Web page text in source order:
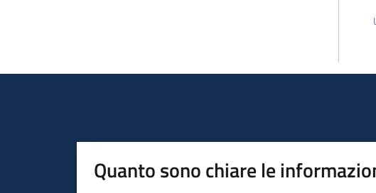
Quanto sono chiare le